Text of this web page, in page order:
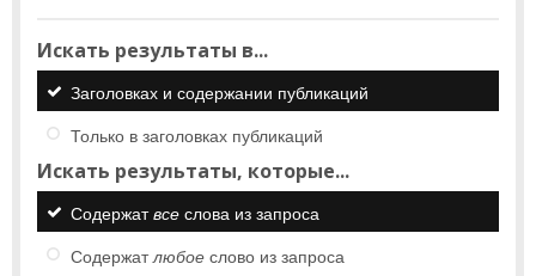
Искать результаты в...
Заголовках и содержании публикаций
Только в заголовках публикаций
Искать результаты, которые...
Содержатвсе слова из запроса
Содержатлюбое слово из запроса